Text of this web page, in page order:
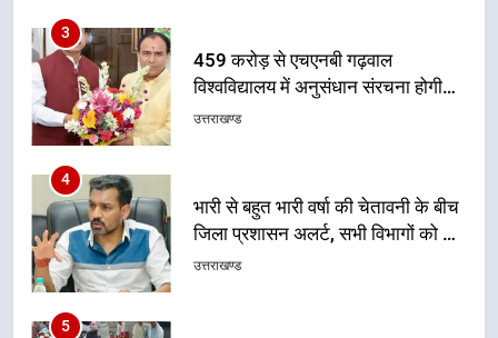
नहींः डीएम
3
459 करोड़ से एचएनबी गढ़वाल
विश्वविद्यालय में अनुसंधान संरचना होगी
सुदृढ
उत्तराखण्ड
4
भारी से बहुत भारी वर्षा की चेतावनी के बीच
जिला प्रशासन अलर्ट, सभी विभागों को हाई
अलर्ट पर रहने के निर्देश
उत्तराखण्ड
5